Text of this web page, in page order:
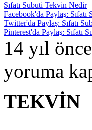
Sıfatı Subuti Tekvin Nedir
Facebook'da Paylaş:
Twitter'da Paylaş: Sıfatı
Pinterest'da Paylaş: Sıfatı
14 yıl
yoruma
TEKVİN